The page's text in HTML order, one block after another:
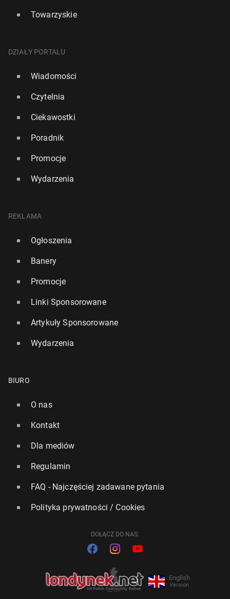
Towarzyskie
DZIAŁY PORTALU
Wiadomości
Czytelnia
Ciekawostki
Poradnik
Promocje
Wydarzenia
REKLAMA
Ogłoszenia
Banery
Promocje
Linki Sponsorowane
Artykuły Sponsorowane
Wydarzenia
BIURO
O nas
Kontakt
Dla mediów
Regulamin
FAQ - Najczęściej zadawane pytania
Polityka prywatności / Cookies
DOŁĄCZ DO NAS:
English
Version